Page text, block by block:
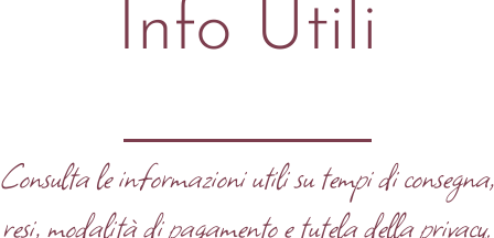
Info Utili
Consulta le informazioni utili su tempi di consegna,
resi, modalità di pagamento e tutela della privacy.